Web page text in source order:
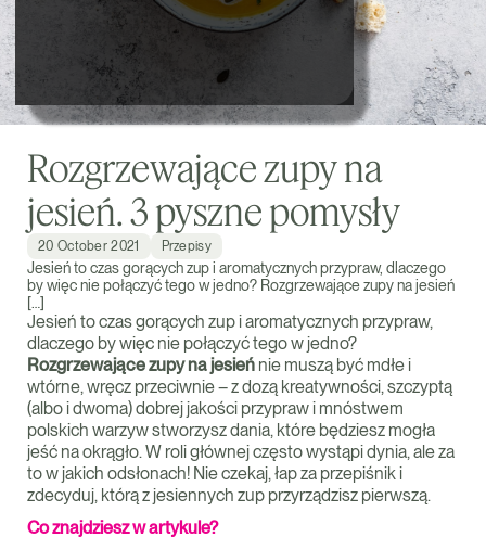
Rozgrzewające zupy na
jesień. 3 pyszne pomysły
20 October 2021 Przepisy
Jesień to czas gorących zup i aromatycznych przypraw, dlaczego
by więc nie połączyć tego w jedno? Rozgrzewające zupy na jesień
[…]
Jesień to czas gorących zup i aromatycznych przypraw,
dlaczego by więc nie połączyć tego w jedno?
Rozgrzewające zupy na jesień nie muszą być mdłe i
wtórne, wręcz przeciwnie – z dozą kreatywności, szczyptą
(albo i dwoma) dobrej jakości przypraw i mnóstwem
polskich warzyw stworzysz dania, które będziesz mogła
jeść na okrągło. W roli głównej często wystąpi dynia, ale za
to w jakich odsłonach! Nie czekaj, łap za przepiśnik i
zdecyduj, którą z jesiennych zup przyrządzisz pierwszą.
Co znajdziesz w artykule?